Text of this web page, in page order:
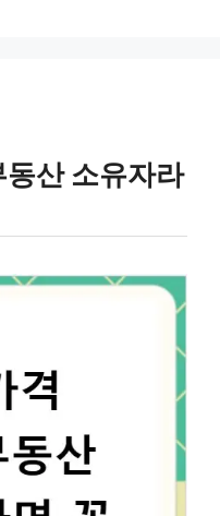
산 소유자라